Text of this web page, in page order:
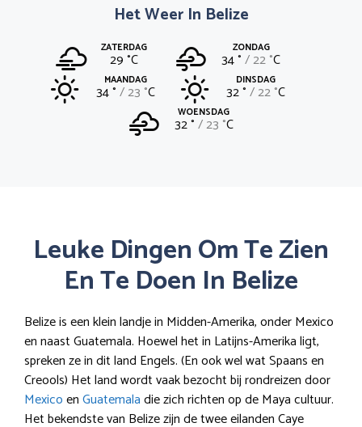
Het Weer In Belize
ZATERDAG
29 °C
ZONDAG
34 ° 22 °C
MAANDAG
34 ° 23 °C
DINSDAG
32 ° 22 °C
WOENSDAG
32 ° 23 °C
Leuke Dingen Om Te Zien
En Te Doen In Belize
Belize is een klein landje in Midden-Amerika, onder Mexico
en naast Guatemala. Hoewel het in Latijns-Amerika ligt,
spreken ze in dit land Engels. (En ook wel wat Spaans en
Creools) Het land wordt vaak bezocht bij rondreizen door
MexicoenGuatemaladie zich richten op de Maya cultuur.
Het bekendste van Belize zijn de twee eilanden Caye